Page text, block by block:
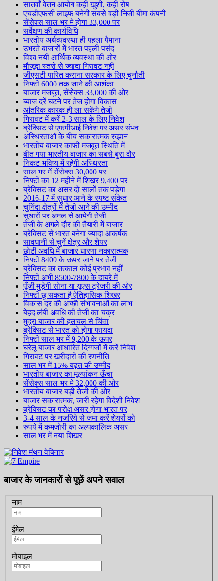
सातवाँ वेतन आयोग कहीं खुशी, कहीं रोष
एचडीएफसी लाइफ बनेगी सबसे बड़ी निजी बीमा कंपनी
सेंसेक्स साल भर में होगा 33,000 पर
सर्वेक्षण की कार्यविधि
भारतीय अर्थव्यवस्था ही पहला पैमाना
उभरते बाजारों में भारत पहली पसंद
विश्व नयी आर्थिक व्यवस्था की ओर
मौजूदा स्तरों से ज्यादा गिरावट नहीं
जीएसटी पारित कराना सरकार के लिए चुनौती
निफ्टी 6000 तक जाने की आशंका
बाजार मजबूत, सेंसेक्स 33,000 की ओर
ब्याज दरें घटने पर तेज होगा विकास
आंतरिक कारक ही ला सकेंगे तेजी
गिरावट में करें 2-3 साल के लिए निवेश
ब्रेक्सिट से एफपीआई निवेश पर असर संभव
अस्थिरताओं के बीच सकारात्मक रुझान
भारतीय बाजार काफी मजबूत स्थिति में
बीत गया भारतीय बाजार का सबसे बुरा दौर
निकट भविष्य में रहेगी अस्थिरता
साल भर में सेंसेक्स 30,000 पर
निफ्टी का 12 महीने में शिखर 9,400 पर
ब्रेक्सिट का असर दो सालों तक पड़ेगा
2016-17 में सुधार आने के स्पष्ट संकेत
चुनिंदा क्षेत्रों में तेजी आने की उम्मीद
सुधारों पर अमल से आयेगी तेजी
तेजी के अगले दौर की तैयारी में बाजार
ब्रेक्सिट से भारत बनेगा ज्यादा आकर्षक
सावधानी से चुनें क्षेत्र और शेयर
छोटी अवधि में बाजार धारणा नकारात्मक
निफ्टी 8400 के ऊपर जाने पर तेजी
ब्रेक्सिट का तत्काल कोई प्रभाव नहीं
निफ्टी अभी 8500-7800 के दायरे में
पूँजी मुड़ेगी सोना या यूएस ट्रेजरी की ओर
निफ्टी छू सकता है ऐतिहासिक शिखर
विकास दर की अच्छी संभावनाओं का लाभ
बेहद लंबी अवधि की तेजी का चक्र
मुद्रा बाजार की हलचल से चिंता
ब्रेक्सिट से भारत को होगा फायदा
निफ्टी साल भर में 9,200 के ऊपर
घरेलू बाजार आधारित दिग्गजों में करें निवेश
गिरावट पर खरीदारी की रणनीति
साल भर में 15% बढ़त की उम्मीद
भारतीय बाजार का मूल्यांकन ऊँचा
सेंसेक्स साल भर में 32,000 की ओर
भारतीय बाजार बड़ी तेजी की ओर
बाजार सकारात्मक, जारी रहेगा विदेशी निवेश
ब्रेक्सिट का परोक्ष असर होगा भारत पर
3-4 साल के नजरिये से जमा करें शेयरों को
रुपये में कमजोरी का अल्पकालिक असर
साल भर में नया शिखर
बाजार के जानकारों से पूछें अपने सवाल
नाम
ईमेल
मोबाइल